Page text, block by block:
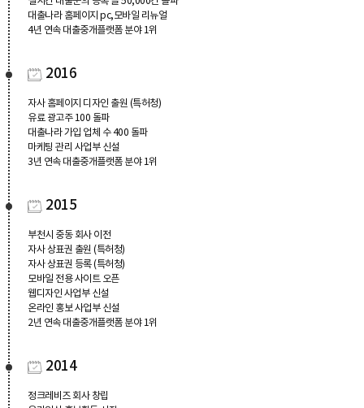
대출나라 홈페이지 pc,모바일 리뉴얼
4년 연속 대출중개플랫폼 분야 1위
2016
자사 홈페이지 디자인 출원 (특허청)
유료 광고주 100 돌파
대출나라 가입 업체 수 400 돌파
마케팅 관리 사업부 신설
3년 연속 대출중개플랫폼 분야 1위
2015
부천시 중동 회사 이전
자사 상표권 출원 (특허청)
자사 상표권 등록 (특허청)
모바일 전용 사이트 오픈
웹디자인 사업부 신설
온라인 홍보 사업부 신설
2년 연속 대출중개플랫폼 분야 1위
2014
정크레비즈 회사 창립